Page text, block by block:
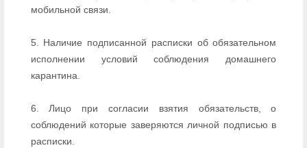
мобильной связи.
5. Наличие подписанной расписки об обязательном
исполнении условий соблюдения домашнего
карантина.
6. Лицо при согласии взятия обязательств, о
соблюдений которые заверяются личной подписью в
расписки.